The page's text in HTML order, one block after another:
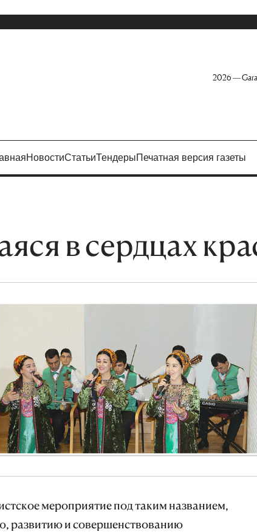
2026 —
НовостиСтатьиТендерыПечатная версия газеты
в сердцах
мероприятие под таким названием,
развитию и совершенствованию